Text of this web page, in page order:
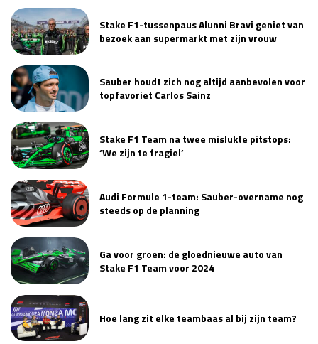
Stake F1-tussenpaus Alunni Bravi geniet van
bezoek aan supermarkt met zijn vrouw
Sauber houdt zich nog altijd aanbevolen voor
topfavoriet Carlos Sainz
Stake F1 Team na twee mislukte pitstops:
‘We zijn te fragiel’
Audi Formule 1-team: Sauber-overname nog
steeds op de planning
Ga voor groen: de gloednieuwe auto van
Stake F1 Team voor 2024
Hoe lang zit elke teambaas al bij zijn team?